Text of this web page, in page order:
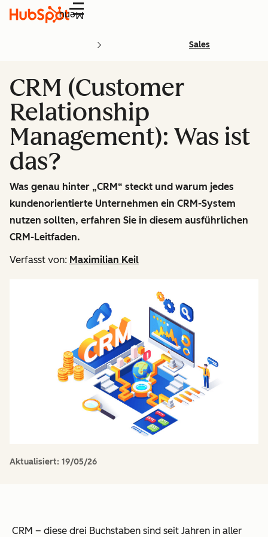
Menü
Sales
CRM (Customer
Relationship
Management): Was ist
das?
Was genau hinter „CRM“ steckt und warum jedes
kundenorientierte Unternehmen ein CRM-System
nutzen sollten, erfahren Sie in diesem ausführlichen
CRM-Leitfaden.
Verfasst von: Maximilian Keil
Aktualisiert: 19/05/26
CRM – diese drei Buchstaben sind seit Jahren in aller